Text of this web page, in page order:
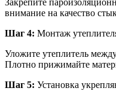
внимание на качество
Шаг 4: Монтаж
Уложите утеплитель
Плотно прижимайте
Шаг 5: Установка